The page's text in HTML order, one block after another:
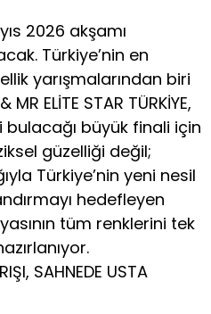
2026 akşamı
Türkiye’nin en
yarışmalarından biri
ELİTE STAR TÜRKİYE,
büyük finali için
güzelliği değil;
Türkiye’nin yeni nesil
hedefleyen
tüm renklerini tek
SAHNEDE USTA